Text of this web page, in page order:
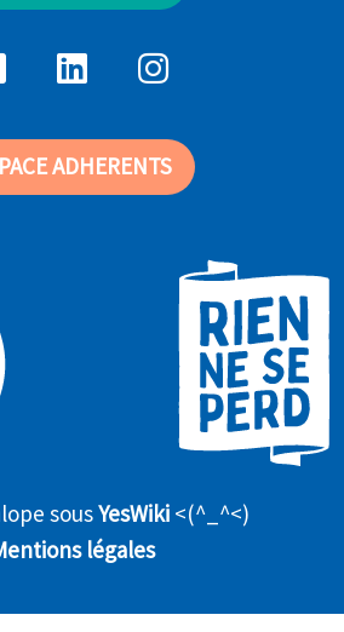
ADHERENTS
sousYesWiki <(^_^<)
légales